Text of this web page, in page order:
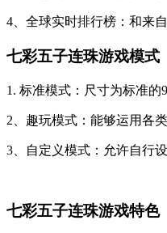
4、全球实时排行榜：和来
七彩五子连珠游戏模式
1. 标准模式：尺寸为标准的
2、趣玩模式：能够运用各类
3、自定义模式：允许自行
七彩五子连珠游戏特色